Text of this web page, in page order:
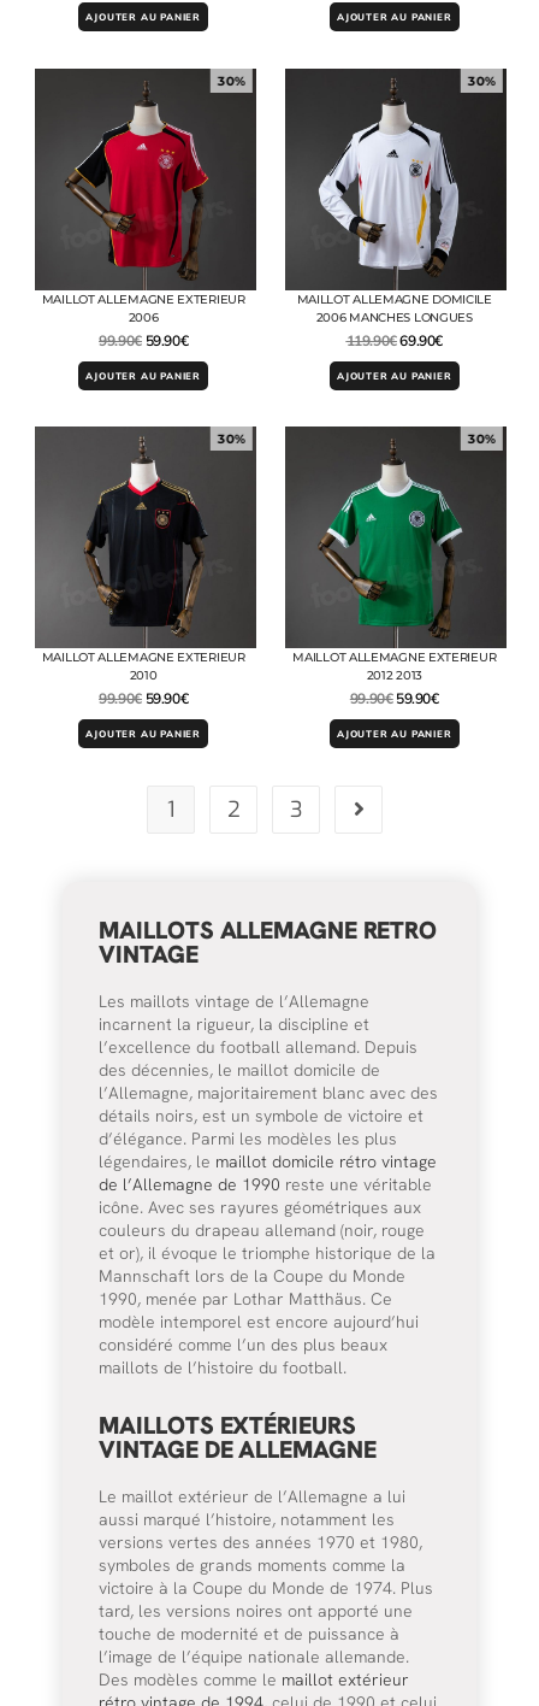
AJOUTER AU PANIER AJOUTER AU PANIER
30%
MAILLOT ALLEMAGNE EXTERIEUR
2006
99.90€ 59.90€
AJOUTER AU PANIER
30%
MAILLOT ALLEMAGNE DOMICILE
2006 MANCHES LONGUES
119.90€69.90€
AJOUTER AU PANIER
30%
MAILLOT ALLEMAGNE EXTERIEUR
2010
99.90€ 59.90€
AJOUTER AU PANIER
30%
MAILLOT ALLEMAGNE EXTERIEUR
2012 2013
99.90€ 59.90€
AJOUTER AU PANIER
1 2 3
MAILLOTS ALLEMAGNE RETRO
VINTAGE
Les maillots vintage de l’Allemagne
incarnent la rigueur, la discipline et
l’excellence du football allemand. Depuis
des décennies, le maillot domicile de
l’Allemagne, majoritairement blanc avec des
détails noirs, est un symbole de victoire et
d’élégance. Parmi les modèles les plus
légendaires, le maillot domicile rétro vintage
de l’Allemagne de 1990 reste une véritable
icône. Avec ses rayures géométriques aux
couleurs du drapeau allemand (noir, rouge
et or), il évoque le triomphe historique de la
Mannschaft lors de la Coupe du Monde
1990, menée par Lothar Matthäus. Ce
modèle intemporel est encore aujourd’hui
considéré comme l’un des plus beaux
maillots de l’histoire du football.
MAILLOTS EXTÉRIEURS
VINTAGE DE ALLEMAGNE
Le maillot extérieur de l’Allemagne a lui
aussi marqué l’histoire, notamment les
versions vertes des années 1970 et 1980,
symboles de grands moments comme la
victoire à la Coupe du Monde de 1974. Plus
tard, les versions noires ont apporté une
touche de modernité et de puissance à
l’image de l’équipe nationale allemande.
Des modèles comme le maillot extérieur